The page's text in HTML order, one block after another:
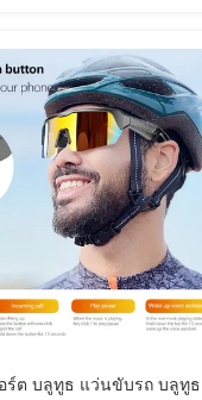
ร์ต บลูทูธ แว่นขับรถ บลูทูธ